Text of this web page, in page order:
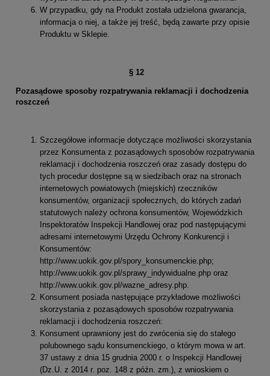
W przypadku, gdy na Produkt została udzielona gwarancja,
informacja o niej, a także jej treść, będą zawarte przy opisie
Produktu w Sklepie.
§ 12
Pozasądowe sposoby rozpatrywania reklamacji i dochodzenia
roszczeń
Szczegółowe informacje dotyczące możliwości skorzystania
przez Konsumenta z pozasądowych sposobów rozpatrywania
reklamacji i dochodzenia roszczeń oraz zasady dostępu do
tych procedur dostępne są w siedzibach oraz na stronach
internetowych powiatowych (miejskich) rzeczników
konsumentów, organizacji społecznych, do których zadań
statutowych należy ochrona konsumentów, Wojewódzkich
Inspektoratów Inspekcji Handlowej oraz pod następującymi
adresami internetowymi Urzędu Ochrony Konkurencji i
Konsumentów:
http://www.uokik.gov.pl/spory_konsumenckie.php;
http://www.uokik.gov.pl/sprawy_indywidualne.php oraz
http://www.uokik.gov.pl/wazne_adresy.php.
Konsument posiada następujące przykładowe możliwości
skorzystania z pozasądowych sposobów rozpatrywania
reklamacji i dochodzenia roszczeń:
Konsument uprawniony jest do zwrócenia się do stałego
polubownego sądu konsumenckiego, o którym mowa w art.
37 ustawy z dnia 15 grudnia 2000 r. o Inspekcji Handlowej
(Dz.U. z 2014 r. poz. 148 z późn. zm.), z wnioskiem o